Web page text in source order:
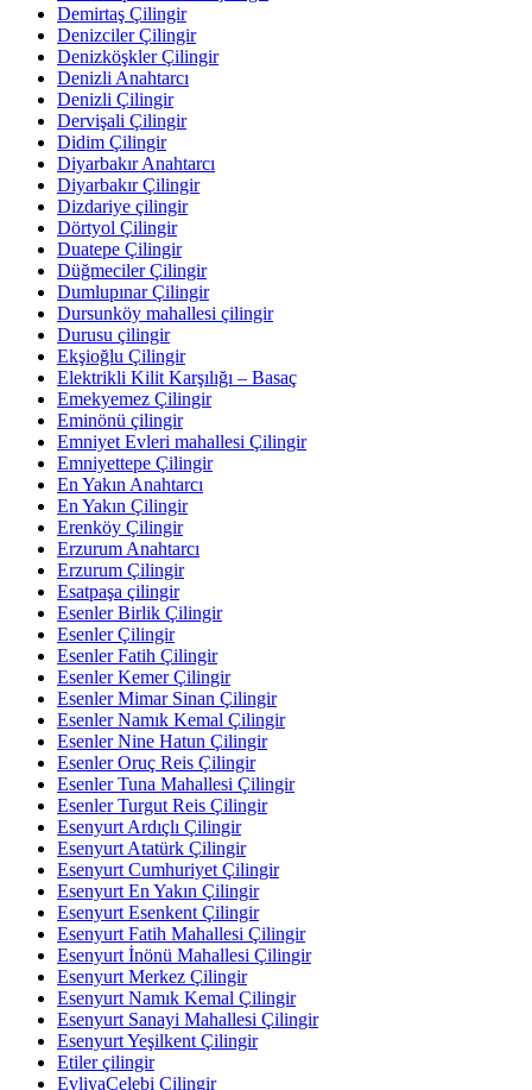
Demirtaş Çilingir
Denizciler Çilingir
Denizköşkler Çilingir
Denizli Anahtarcı
Denizli Çilingir
Dervişali Çilingir
Didim Çilingir
Diyarbakır Anahtarcı
Diyarbakır Çilingir
Dizdariye çilingir
Dörtyol Çilingir
Duatepe Çilingir
Düğmeciler Çilingir
Dumlupınar Çilingir
Dursunköy mahallesi çilingir
Durusu çilingir
Ekşioğlu Çilingir
Elektrikli Kilit Karşılığı – Basaç
Emekyemez Çilingir
Eminönü çilingir
Emniyet Evleri mahallesi Çilingir
Emniyettepe Çilingir
En Yakın Anahtarcı
En Yakın Çilingir
Erenköy Çilingir
Erzurum Anahtarcı
Erzurum Çilingir
Esatpaşa çilingir
Esenler Birlik Çilingir
Esenler Çilingir
Esenler Fatih Çilingir
Esenler Kemer Çilingir
Esenler Mimar Sinan Çilingir
Esenler Namık Kemal Çilingir
Esenler Nine Hatun Çilingir
Esenler Oruç Reis Çilingir
Esenler Tuna Mahallesi Çilingir
Esenler Turgut Reis Çilingir
Esenyurt Ardıçlı Çilingir
Esenyurt Atatürk Çilingir
Esenyurt Cumhuriyet Çilingir
Esenyurt En Yakın Çilingir
Esenyurt Esenkent Çilingir
Esenyurt Fatih Mahallesi Çilingir
Esenyurt İnönü Mahallesi Çilingir
Esenyurt Merkez Çilingir
Esenyurt Namık Kemal Çilingir
Esenyurt Sanayi Mahallesi Çilingir
Esenyurt Yeşilkent Çilingir
Etiler çilingir
EvliyaÇelebi Çilingir